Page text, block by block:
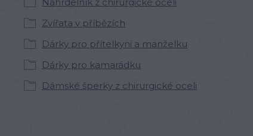
Zvířata v příbězích
Dárky pro přítelkyni a manželku
Dárky pro kamarádku
Dámské šperky z chirurgické oceli